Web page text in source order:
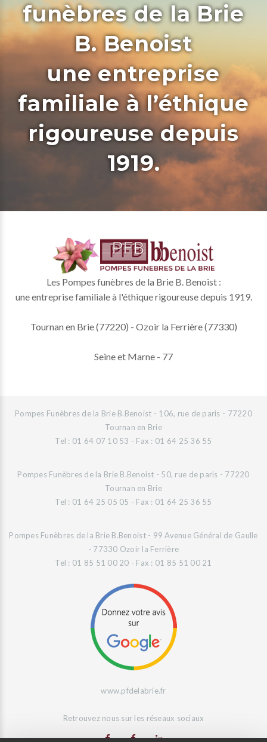
funèbres de la Brie
B. Benoist
une entreprise
familiale à l’éthique
rigoureuse depuis
1919.
Les Pompes funèbres de la Brie B. Benoist :
une entreprise familiale à l'éthique rigoureuse depuis 1919.
Tournan en Brie (77220) - Ozoir la Ferrière (77330)
Seine et Marne - 77
Pompes Funèbres de la Brie B.Benoist - 106, rue de paris - 77220
Tournan en Brie
Tel : 01 64 07 10 53 - Fax : 01 64 25 36 55
Pompes Funèbres de la Brie B.Benoist - 50, rue de paris - 77220
Tournan en Brie
Tel : 01 64 25 05 05 - Fax : 01 64 25 36 55
Pompes Funèbres de la Brie B.Benoist - 99 Avenue Général de Gaulle
- 77330 Ozoir la Ferrière
Tel : 01 85 51 00 20 - Fax : 01 85 51 00 21
www.pfdelabrie.fr
Retrouvez nous sur les réseaux sociaux